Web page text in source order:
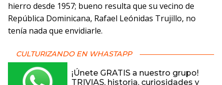
hierro desde 1957; bueno resulta que su vecino de
República Dominicana, Rafael Leónidas Trujillo, no
tenía nada que envidiarle.
CULTURIZANDO EN WHASTAPP
¡Únete GRATIS a nuestro grupo!
TRIVIAS, historia, curiosidades y